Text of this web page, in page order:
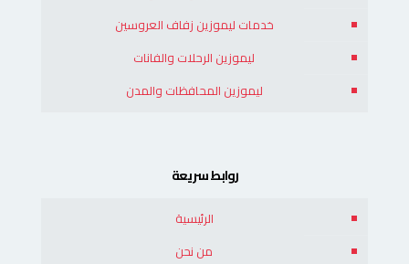
خدمات ليموزين زفاف العروسين
ليموزين الرحلات والفانات
ليموزين المحافظات والمدن
روابط سريعة
الرئيسية
من نحن